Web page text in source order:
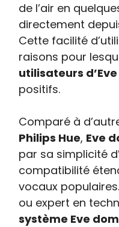
de l’air en
directement
Cette facilité
raisons pour
utilisateurs
positifs.
Comparé à
Philips Hue, Eve
par sa simplicité
compatibilité
vocaux
ou expert en
système Eve